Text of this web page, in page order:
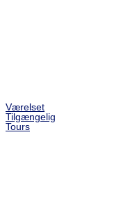
Værelset
Tilgængelig
Tours